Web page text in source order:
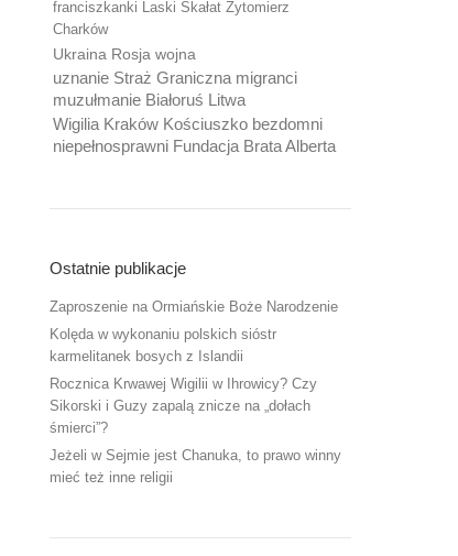
franciszkanki Laski Skałat Żytomierz
Charków
Ukraina Rosja wojna
uznanie Straż Graniczna migranci
muzułmanie Białoruś Litwa
Wigilia Kraków Kościuszko bezdomni
niepełnosprawni Fundacja Brata Alberta
Ostatnie publikacje
Zaproszenie na Ormiańskie Boże Narodzenie
Kolęda w wykonaniu polskich sióstr
karmelitanek bosych z Islandii
Rocznica Krwawej Wigilii w Ihrowicy? Czy
Sikorski i Guzy zapalą znicze na „dołach
śmierci”?
Jeżeli w Sejmie jest Chanuka, to prawo winny
mieć też inne religii